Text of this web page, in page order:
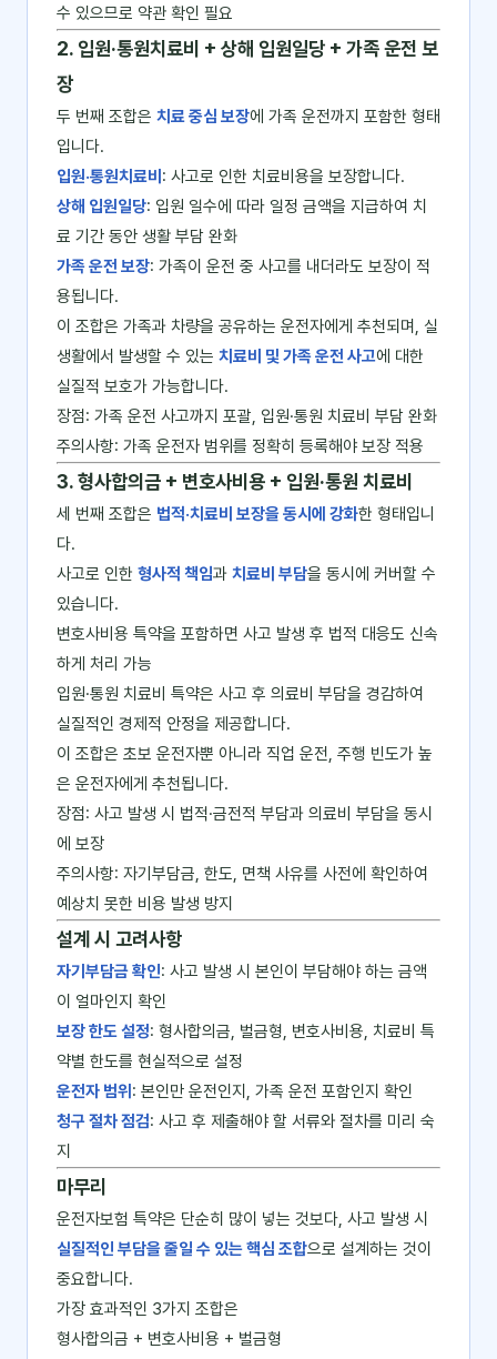
수 있으므로 약관 확인 필요
2. 입원·통원치료비 + 상해 입원일당 + 가족 운전 보
장
두 번째 조합은 치료 중심 보장에 가족 운전까지 포함한 형태
입니다.
입원·통원치료비 : 사고로 인한 치료비용을 보장합니다.
상해 입원일당: 입원 일수에 따라 일정 금액을 지급하여 치
료 기간 동안 생활 부담 완화
가족 운전 보장: 가족이 운전 중 사고를 내더라도 보장이 적
용됩니다.
이 조합은 가족과 차량을 공유하는 운전자에게 추천되며, 실
생활에서 발생할 수 있는 치료비 및 가족 운전 사고에 대한
실질적 보호가 가능합니다.
장점: 가족 운전 사고까지 포괄, 입원·통원 치료비 부담 완화
주의사항: 가족 운전자 범위를 정확히 등록해야 보장 적용
3. 형사합의금 + 변호사비용 + 입원·통원 치료비
세 번째 조합은 법적·치료비 보장을 동시에 강화한 형태입니
다.
사고로 인한 형사적 책임과 치료비 부담을 동시에 커버할 수
있습니다.
변호사비용 특약을 포함하면 사고 발생 후 법적 대응도 신속
하게 처리 가능
입원·통원 치료비 특약은 사고 후 의료비 부담을 경감하여
실질적인 경제적 안정을 제공합니다.
이 조합은 초보 운전자뿐 아니라 직업 운전, 주행 빈도가 높
은 운전자에게 추천됩니다.
장점: 사고 발생 시 법적·금전적 부담과 의료비 부담을 동시
에 보장
주의사항: 자기부담금, 한도, 면책 사유를 사전에 확인하여
예상치 못한 비용 발생 방지
설계 시 고려사항
자기부담금 확인: 사고 발생 시 본인이 부담해야 하는 금액
이 얼마인지 확인
보장 한도 설정: 형사합의금, 벌금형, 변호사비용, 치료비 특
약별 한도를 현실적으로 설정
운전자 범위 : 본인만 운전인지, 가족 운전 포함인지 확인
청구 절차 점검: 사고 후 제출해야 할 서류와 절차를 미리 숙
지
마무리
운전자보험 특약은 단순히 많이 넣는 것보다, 사고 발생 시
실질적인 부담을 줄일 수 있는 핵심 조합으로 설계하는 것이
중요합니다.
가장 효과적인 3가지 조합은
형사합의금 + 변호사비용 + 벌금형